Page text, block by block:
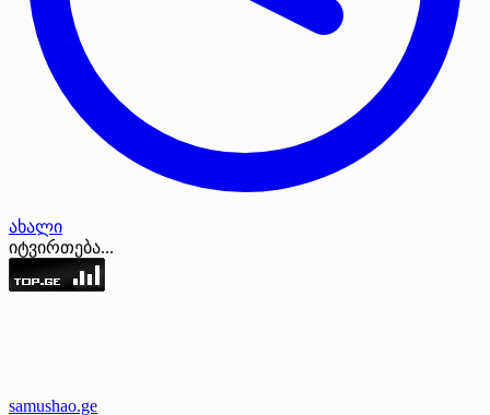
ახალი
იტვირთება...
samushao.ge